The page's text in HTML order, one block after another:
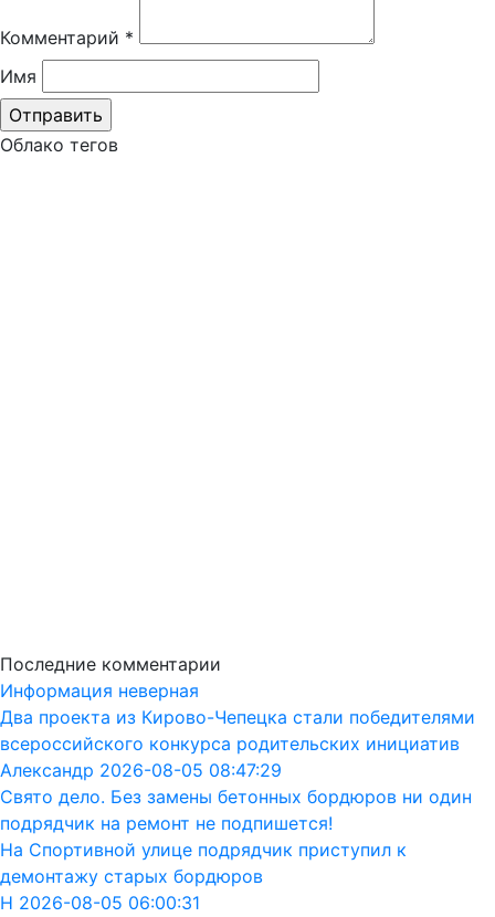
Комментарий *
Имя
Облако тегов
Последние комментарии
Информация неверная
Два проекта из Кирово-Чепецка стали победителями
всероссийского конкурса родительских инициатив
Александр 2026-08-05 08:47:29
Свято дело. Без замены бетонных бордюров ни один
подрядчик на ремонт не подпишется!
На Спортивной улице подрядчик приступил к
демонтажу старых бордюров
Н 2026-08-05 06:00:31